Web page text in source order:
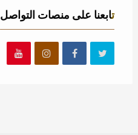
تابعنا على منصات التواصل